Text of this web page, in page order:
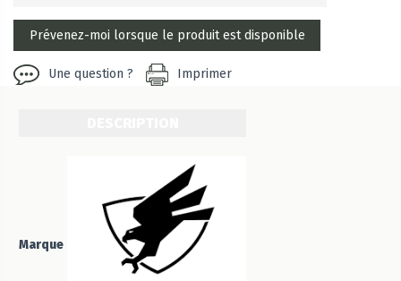
Une question ? Imprimer
Marque